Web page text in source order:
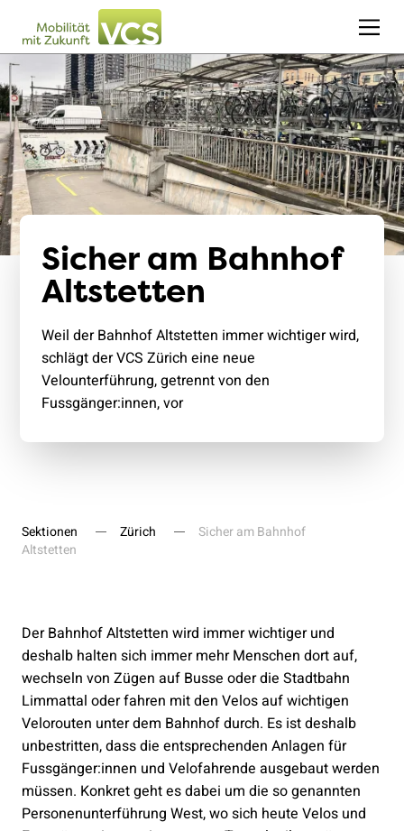
Sicher am Bahnhof
Altstetten
Weil der Bahnhof Altstetten immer wichtiger wird,
schlägt der VCS Zürich eine neue
Velounterführung, getrennt von den
Fussgänger:innen, vor
Sektionen Zürich
Sicher am Bahnhof
Altstetten
Der Bahnhof Altstetten wird immer wichtiger und
deshalb halten sich immer mehr Menschen dort auf,
wechseln von Zügen auf Busse oder die Stadtbahn
Limmattal oder fahren mit den Velos auf wichtigen
Velorouten unter dem Bahnhof durch. Es ist deshalb
unbestritten, dass die entsprechenden Anlagen für
Fussgänger:innen und Velofahrende ausgebaut werden
müssen. Konkret geht es dabei um die so genannten
Personenunterführung West, wo sich heute Velos und